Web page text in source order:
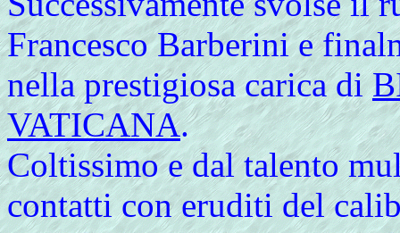
Francesco Barberini e
nella prestigiosa carica di
VATICANA.
Coltissimo e dal talento
contatti con eruditi del